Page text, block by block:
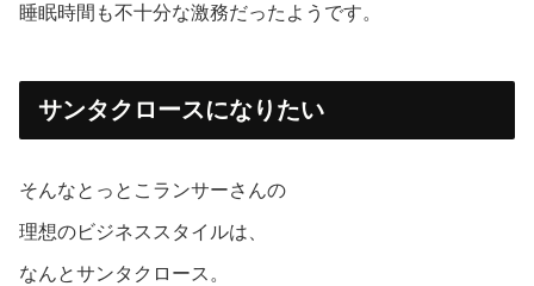
睡眠時間も不十分な激務だったようです。
サンタクロースになりたい
そんなとっとこランサーさんの
理想のビジネススタイルは、
なんとサンタクロース。